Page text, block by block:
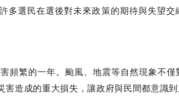
多選民在選後對未來政策的期待與失望
頻繁的一年。颱風、地震等自然現象不
害造成的重大損失，讓政府與民間都意識